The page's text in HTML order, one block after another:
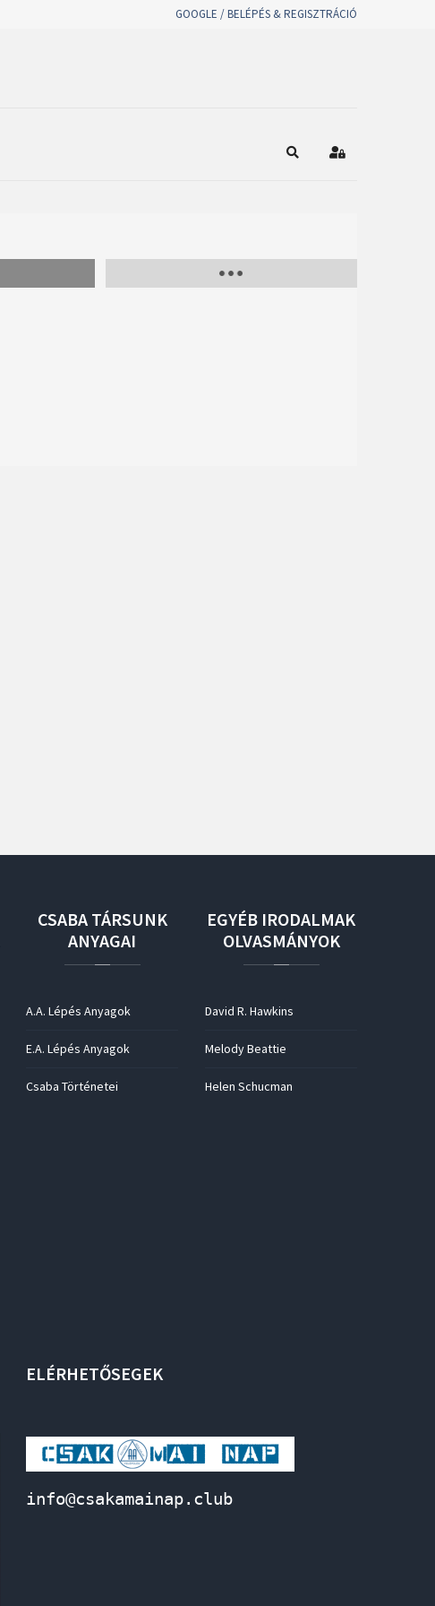
GOOGLE / BELÉPÉS & REGISZTRÁCIÓ
KeresésBejelentkezés
CSABA TÁRSUNK
ANYAGAI
A.A. Lépés Anyagok
E.A. Lépés Anyagok
Csaba Történetei
EGYÉB IRODALMAK
OLVASMÁNYOK
David R. Hawkins
Melody Beattie
Helen Schucman
ELÉRHETŐSEGEK
info@csakamainap.club